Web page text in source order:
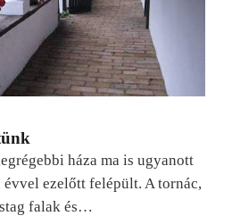
háza ma is ugyanott
ezelőtt felépült. A tornác,
falak és…